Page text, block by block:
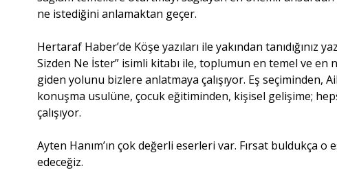
ne istediğini anlamaktan geçer.
Hertaraf Haber’de Köşe yazıları ile yakından tanıdığınız
Sizden Ne İster” isimli kitabı ile, toplumun en temel ve
giden yolunu bizlere anlatmaya çalışıyor. Eş seçiminden,
konuşma usulüne, çocuk eğitiminden, kişisel gelişime;
çalışıyor.
Ayten Hanım’ın çok değerli eserleri var. Fırsat buldukça
edeceğiz.